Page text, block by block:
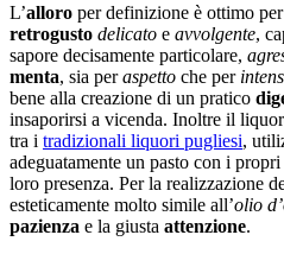
L’alloro per definizione è ottimo
retrogusto delicato e avvolgente,
sapore decisamente particolare,
menta, sia peraspetto che per
bene alla creazione di un pratico
insaporirsi a vicenda. Inoltre il
tra i tradizionali liquori pugliesi,
adeguatamente un pasto con i
loro presenza. Per la realizzazione
esteticamente molto simile all’olio
pazienza e la giusta attenzione.